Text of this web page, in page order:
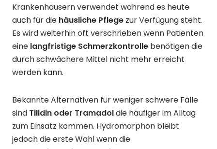
Krankenhäusern verwendet während es heute
auch für die häusliche Pflege zur Verfügung steht.
Es wird weiterhin oft verschrieben wenn Patienten
eine langfristige Schmerzkontrolle benötigen die
durch schwächere Mittel nicht mehr erreicht
werden kann.
Bekannte Alternativen für weniger schwere Fälle
sind Tilidin oder Tramadoldie häufiger im Alltag
zum Einsatz kommen. Hydromorphon bleibt
jedoch die erste Wahl wenn die